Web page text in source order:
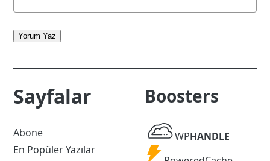
Yorum Yaz
Sayfalar
Abone
En Popüler Yazılar
Boosters
WP
Handle
WPHANDLE
Powered